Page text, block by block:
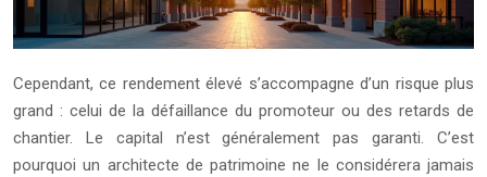
Cependant, ce rendement élevé s’accompagne d’un risque plus
grand : celui de la défaillance du promoteur ou des retards de
chantier. Le capital n’est généralement pas garanti. C’est
pourquoi un architecte de patrimoine ne le considérera jamais